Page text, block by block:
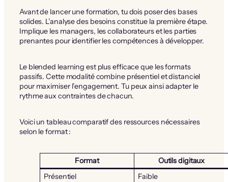
Avant de lancer une formation, tu dois poser des bases
solides. L’analyse des besoins constitue la première étape.
Implique les managers, les collaborateurs et les parties
prenantes pour identifier les compétences à développer.
Le blended learning est plus efficace que les formats
passifs. Cette modalité combine présentiel et distanciel
pour maximiser l’engagement. Tu peux ainsi adapter le
rythme aux contraintes de chacun.
Voici un tableau comparatif des ressources nécessaires
selon le format :
Format
Outils digitaux
Présentiel
Faible